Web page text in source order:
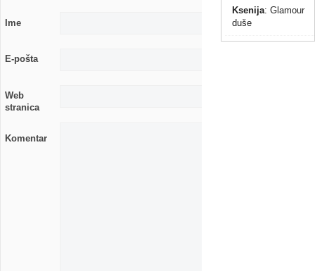
Ime
E-pošta
Web
stranica
Komentar
Ksenija: Glamour
duše